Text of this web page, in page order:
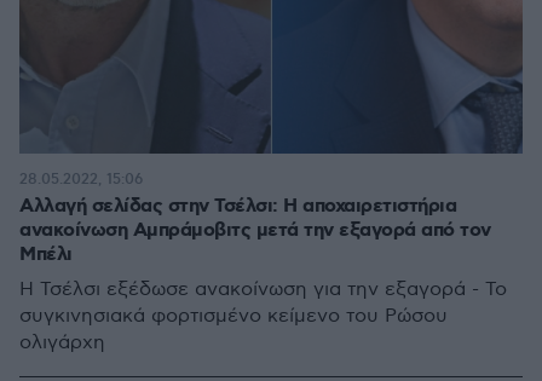
Αλλαγή σελίδας στην Τσέλσι: Η αποχαιρετιστήρια
ανακοίνωση Αμπράμοβιτς μετά την εξαγορά από τον
Μπέλι
Η Τσέλσι εξέδωσε ανακοίνωση για την εξαγορά - Το
συγκινησιακά φορτισμένο κείμενο του Ρώσου
ολιγάρχη
28.05.2022, 15:06